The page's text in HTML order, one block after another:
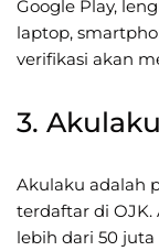
Google Play,
laptop,
verifikasi akan
3. Akulaku
Akulaku adalah
terdaftar di
lebih dari 50